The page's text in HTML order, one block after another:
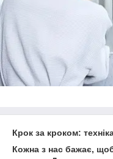
Крок за кроком:
Кожна з нас бажає,